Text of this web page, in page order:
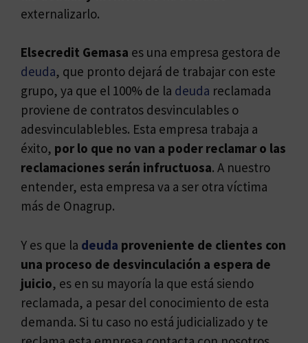
externalizarlo.
Elsecredit Gemasa es una empresa gestora de
deuda, que pronto dejará de trabajar con este
grupo, ya que el 100% de la deuda reclamada
proviene de contratos desvinculables o
adesvinculablebles. Esta empresa trabaja a
éxito, por lo que no van a poder reclamar o las
reclamaciones serán infructuosa. A nuestro
entender, esta empresa va a ser otra víctima
más de Onagrup.
Y es que la deuda proveniente de clientes con
una proceso de desvinculación a espera de
juicio, es en su mayoría la que está siendo
reclamada, a pesar del conocimiento de esta
demanda. Si tu caso no está judicializado y te